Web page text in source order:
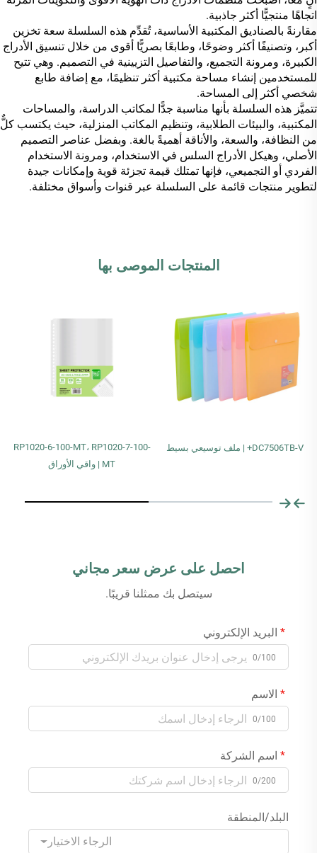
اتجاهًا منتجيًّا أكثر جاذبية.
مقارنةً بالصناديق المكتبية الأساسية، تُقدِّم هذه السلسلة سعة تخزين
أكبر، وتصنيفًا أكثر وضوحًا، وطابعًا بصريًّا أقوى من خلال تنسيق الأدراج
الكبيرة، ومرونة التجميع، والتفاصيل التزيينية في التصميم. وهي تتيح
للمستخدمين إنشاء مساحة مكتبية أكثر تنظيمًا، مع إضافة طابع
شخصي أكثر إلى المساحة.
تتميَّز هذه السلسلة بأنها مناسبة جدًّا لمكاتب الدراسة، والمساحات
المكتبية، والبيئات الطلابية، وتنظيم المكاتب المنزلية، حيث يكتسب كلٌّ
من النظافة، والسعة، والأناقة أهميةً بالغة. وبفضل عناصر التصميم
الأصلي، وهيكل الأدراج السلس في الاستخدام، ومرونة الاستخدام
الفردي أو التجميعي، فإنها تمتلك قيمة تجزئة قوية وإمكانات جيدة
لتطوير منتجات قائمة على السلسلة عبر قنوات وأسواق مختلفة.
المنتجات الموصى بها
DC7506TB-V+ | ملف توسيعي بسيط
RP1020-6-100-MT، RP1020-7-100-
MT | واقي الأوراق
احصل على عرض سعر مجاني
سيتصل بك ممثلنا قريبًا.
البريد الإلكتروني
0/100
الاسم
0/100
اسم الشركة
0/200
البلد/المنطقة
الرجاء الاختيار